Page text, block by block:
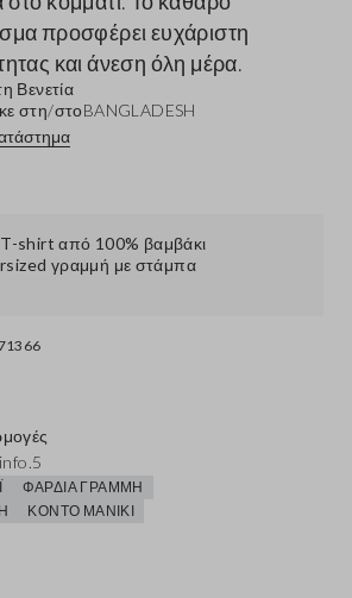
προσφέρει ευχάριστη
και άνεση όλη μέρα.
Βενετία
στη/στοBANGLADESH
ΦΑΡΔΙΆ ΓΡΑΜΜΉ
ΚΟΝΤΌ ΜΑΝΊΚΙ